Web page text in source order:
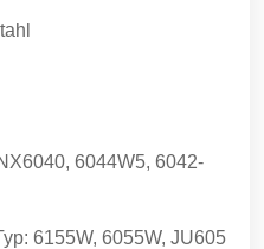
6044W5, 6042-
6155W, 6055W, JU605